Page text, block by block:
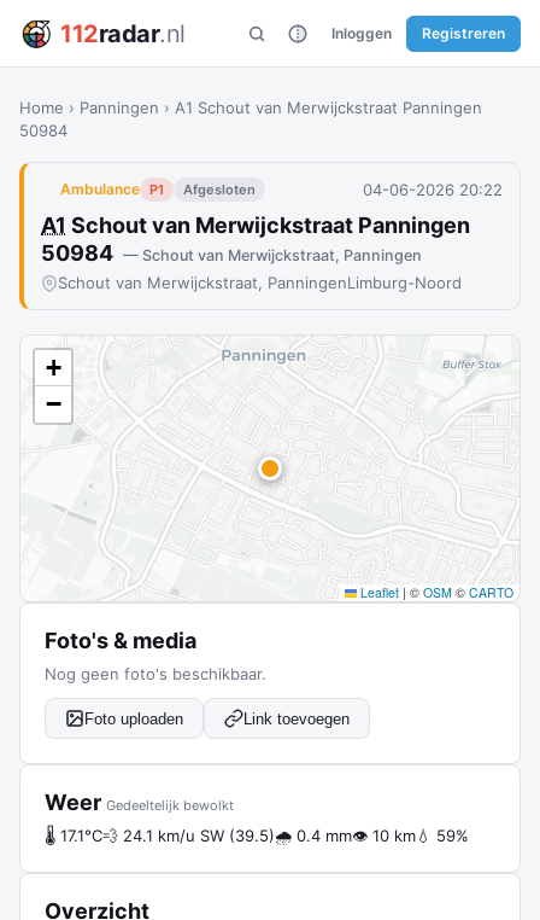
112radar.nl Inloggen Registreren
Home › Panningen › A1 Schout van Merwijckstraat Panningen
50984
Ambulance P1 Afgesloten 04-06-2026 20:22
A1 Schout van Merwijckstraat Panningen
50984 — Schout van Merwijckstraat, Panningen
Schout van Merwijckstraat, PanningenLimburg-Noord
+
−
Leaflet | © OSM © CARTO
Foto's & media
Nog geen foto's beschikbaar.
Foto uploaden Link toevoegen
Weer Gedeeltelijk bewolkt
🌡 17.1°C💨 24.1 km/u SW (39.5)🌧 0.4 mm👁 10 km💧 59%
Overzicht